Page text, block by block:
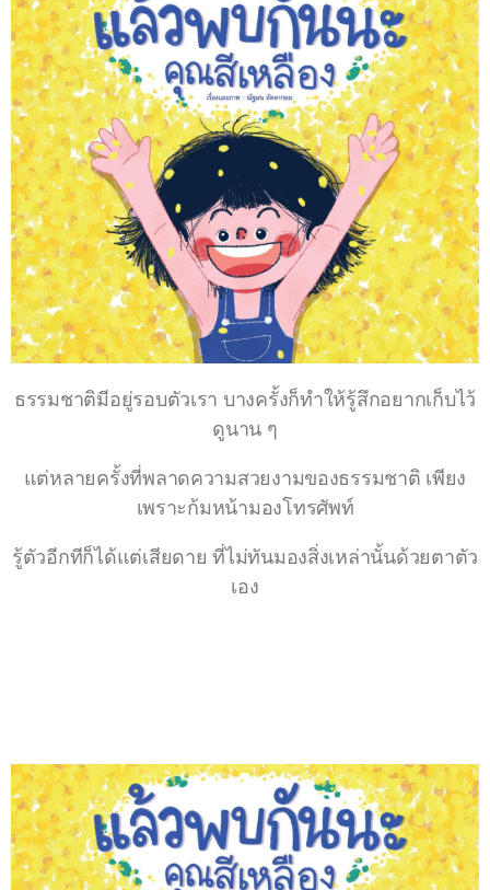
ธรรมชาติมีอยู่รอบตัวเรา บางครั้งก็ทำให้รู้สึกอยากเก็บไว้
ดูนาน ๆ
แต่หลายครั้งที่พลาดความสวยงามของธรรมชาติ เพียง
เพราะก้มหน้ามองโทรศัพท์
รู้ตัวอีกทีก็ได้แต่เสียดาย ที่ไม่ทันมองสิ่งเหล่านั้นด้วยตาตัว
เอง